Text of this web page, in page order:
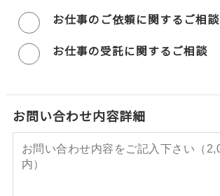
お仕事のご依頼に関するご相談
お仕事の受託に関するご相談
お問い合わせ内容詳細